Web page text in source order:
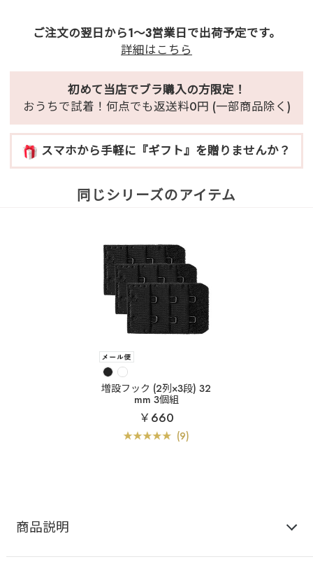
ご注文の翌日から1～3営業日で出荷予定です。
詳細はこちら
初めて当店でブラ購入の方限定！
おうちで試着！何点でも返送料0円 (一部商品除く)
スマホから手軽に『ギフト』を贈りませんか？
同じシリーズのアイテム
増設フック (2列×3段) 32
mm 3個組
￥660
(9)
商品説明